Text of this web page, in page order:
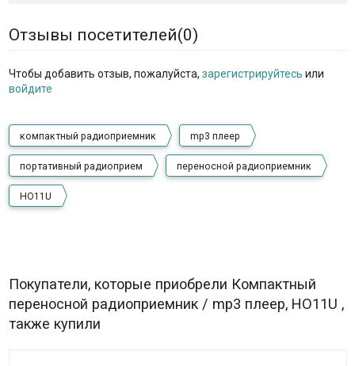
Отзывы посетителей(0)
Чтобы добавить отзыв, пожалуйста, зарегистрируйтесь или
войдите
компактный радиоприемник mp3 плеер
портативный радиоприем переносной радиоприемник
HO11U
Покупатели, которые приобрели Компактный
переносной радиоприемник / mp3 плеер, HO11U ,
также купили